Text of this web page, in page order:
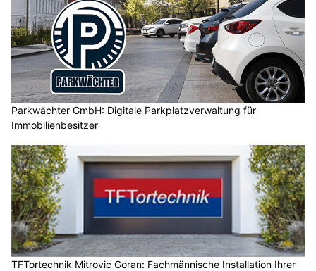
Parkwächter GmbH: Digitale Parkplatzverwaltung für
Immobilienbesitzer
TFTortechnik Mitrovic Goran: Fachmännische Installation Ihrer